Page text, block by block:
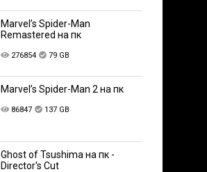
Marvel’s Spider-Man
Remastered на пк
276854 79 GB
Marvel’s Spider-Man 2 на пк
86847 137 GB
Ghost of Tsushima на пк -
Director's Cut